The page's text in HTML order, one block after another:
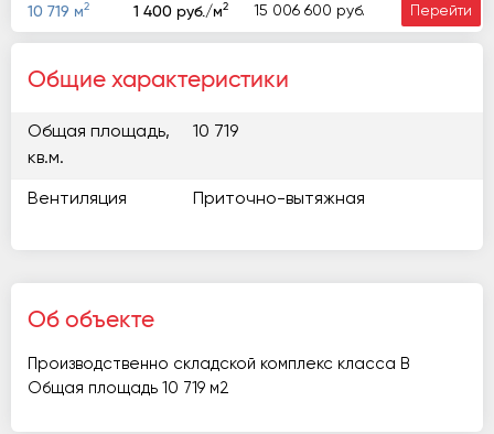
10 719 м2 1 400 руб./м2 15 006 600 руб. Перейти
Общие характеристики
Общая площадь,
кв.м.
10 719
Вентиляция Приточно-вытяжная
Об объекте
Производственно складской комплекс класса В
Общая площадь 10 719 м2